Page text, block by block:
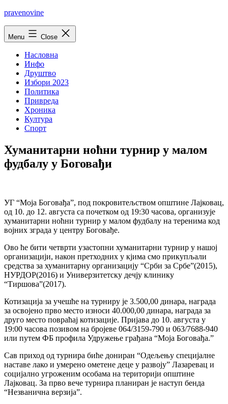
Skip
pravenovine
Menu Close
Насловна
Инфо
Друштво
Избори 2023
Политика
Привреда
Хроника
Култура
Спорт
Хуманитарни ноћни турнир у малом
фудбалу у Боговађи
УГ “Моја Боговађа”, под покровитељством општине Лајковац,
од 10. до 12. августа са почетком од 19:30 часова, организује
хуманитарни ноћни турнир у малом фудбалу на теренима код
војних зграда у центру Боговађe.
Ово ће бити четврти узастопни хуманитарни турнир у нашој
организацији, након претходних у кјима смо прикупљали
средства за хуманитарну организацију “Срби за Србе”(2015),
НУРДОР(2016) и Универзитетску дечју клинику
“Тиршова”(2017).
Котизација за учешће на турниру је 3.500,00 динара, награда
за освојено прво место износи 40.000,00 динара, награда за
друго место повраћај котизацијe. Пријава до 10. августа у
19:00 часова позивом на бројеве 064/3159-790 и 063/7688-940
или путем ФБ профила Удружење грађана “Моја Боговађа.”
Сав приход од турнира биће дониран “Одељењу специјалне
наставе лако и умерено ометене деце у развоју” Лазаревац и
социјално угроженим особама на територији општине
Лајковац. За прво вече турнира планиран је наступ бенда
“Незванична верзија”.